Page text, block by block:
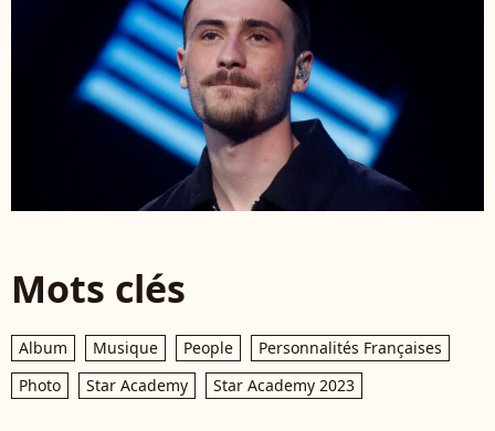
Mots clés
Album Musique People
Personnalités Françaises
Photo
Star Academy Star Academy 2023